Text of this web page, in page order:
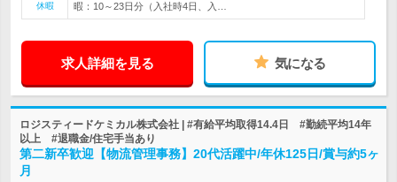
休暇
暇：10～23日分（入社時4日、入…
求人詳細を見る 気になる
ロジスティードケミカル株式会社 | #有給平均取得14.4日 #勤続平均14年
以上 #退職金/住宅手当あり
第二新卒歓迎【物流管理事務】20代活躍中/年休125日/賞与約5ヶ
月